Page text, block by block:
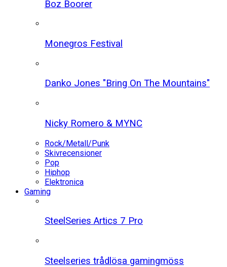
Boz Boorer
Monegros Festival
Danko Jones "Bring On The Mountains"
Nicky Romero & MYNC
Rock/Metall/Punk
Skivrecensioner
Pop
Hiphop
Elektronica
Gaming
SteelSeries Artics 7 Pro
Steelseries trådlösa gamingmöss